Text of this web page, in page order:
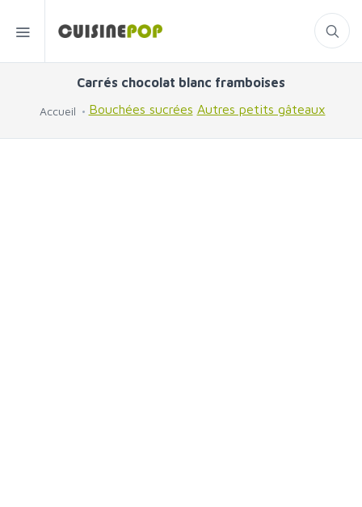
Carrés chocolat blanc framboises
Accueil Bouchées sucrées Autres petits gâteaux